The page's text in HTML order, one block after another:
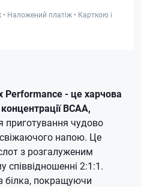
Наложений платіж • Карткою і
Performance - це харчова
BCAA,
приготування чудово
напою. Це
з розгалуженим
співвідношенні 2:1:1.
білка, покращуючи